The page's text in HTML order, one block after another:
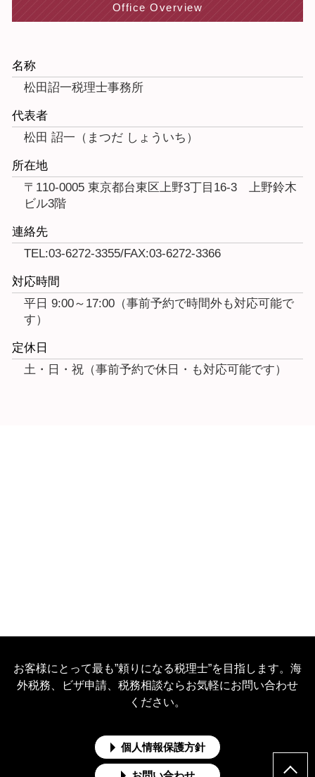
Office Overview
名称
松田詔一税理士事務所
代表者
松田 詔一（まつだ しょういち）
所在地
〒110-0005 東京都台東区上野3丁目16-3 上野鈴木
ビル3階
連絡先
TEL:03-6272-3355/FAX:03-6272-3366
対応時間
平日 9:00～17:00（事前予約で時間外も対応可能で
す）
定休日
土・日・祝（事前予約で休日・も対応可能です）
お客様にとって最も”頼りになる税理士”を目指します。海
外税務、ビザ申請、税務相談ならお気軽にお問い合わせ
ください。
個人情報保護方針